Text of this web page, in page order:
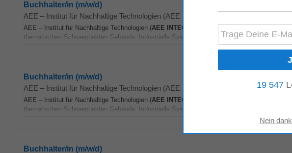
Buchhalter/in (m/w/d)
AEE – Institut für Nachhaltige Technologien (AEE INTEC)
AEE – Institut für Nachhaltige Technologien (AEE INTEC
) ist eine führende
thematischen Schwerpunkten Gebäude, Industrielle Systeme sowie Städte und Netze...
Mehr anzeigen
Buchhalter/in (m/w/d)
AEE – Institut für Nachhaltige Technologien (AEE INTEC)
heute
AEE – Institut für Nachhaltige Technologien (AEE INTEC
) ist eine führende
thematischen Schwerpunkten Gebäude, Industrielle Systeme sowie Städte und Netze...
Buchhalter/in (m/w/d)
19 547